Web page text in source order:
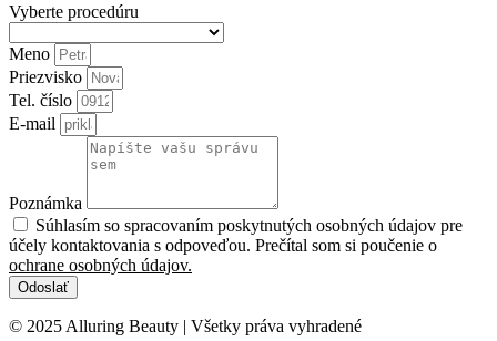
Vyberte procedúru
Meno
Priezvisko
Tel. číslo
E-mail
Poznámka
Súhlasím so spracovaním poskytnutých osobných údajov pre
účely kontaktovania s odpoveďou. Prečítal som si poučenie o
ochrane osobných údajov.
Odoslať
© 2025 Alluring Beauty | Všetky práva vyhradené